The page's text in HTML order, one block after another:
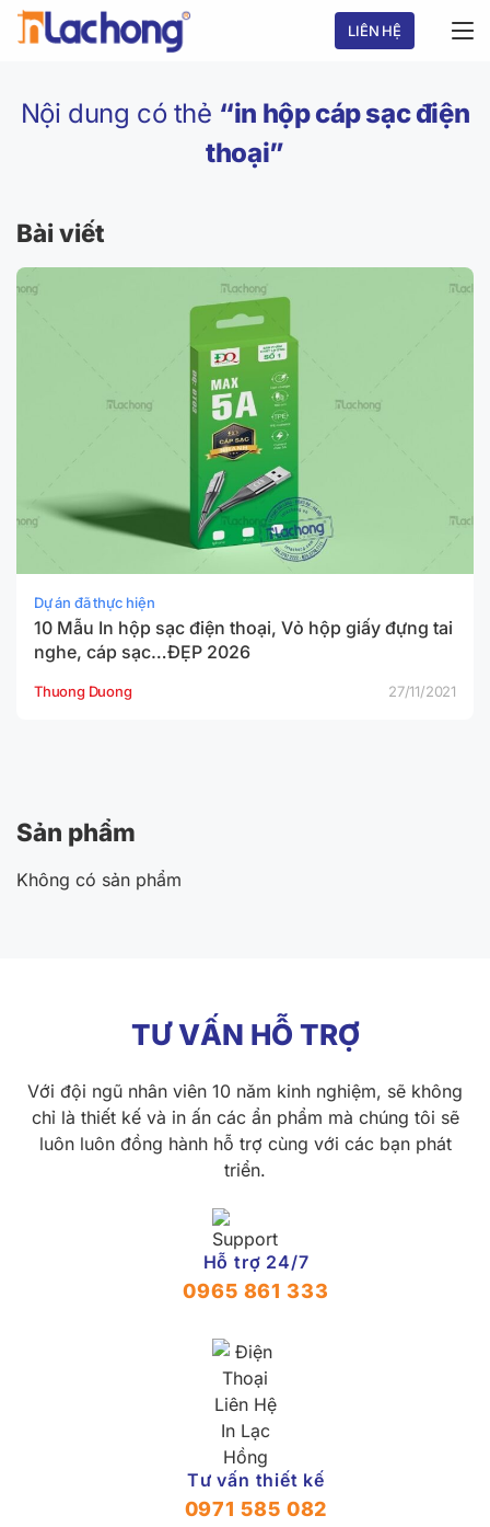
Chuyển
đến
LIÊN HỆ
Nội dung có thẻ “in hộp cáp sạc điện
thoại”
Bài viết
Dự án đã thực hiện
10 Mẫu In hộp sạc điện thoại, Vỏ hộp giấy đựng tai
nghe, cáp sạc…ĐẸP 2026
Thuong Duong 27/11/2021
Sản phẩm
Không có sản phẩm
TƯ VẤN HỖ TRỢ
Với đội ngũ nhân viên 10 năm kinh nghiệm, sẽ không
chỉ là thiết kế và in ấn các ẩn phẩm mà chúng tôi sẽ
luôn luôn đồng hành hỗ trợ cùng với các bạn phát
triển.
Hỗ trợ 24/7
0965 861 333
Tư vấn thiết kế
0971 585 082